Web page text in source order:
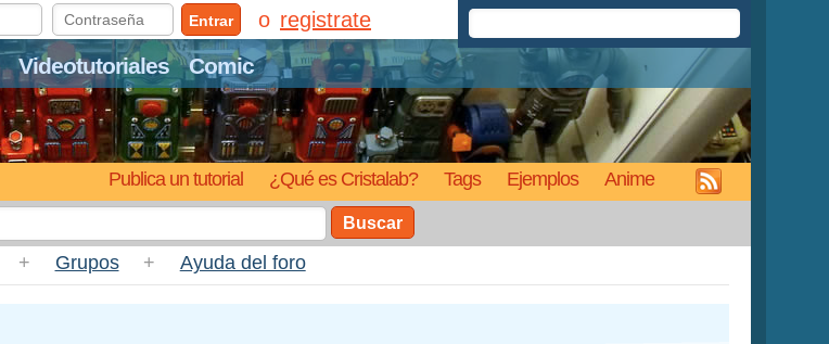
Videotutoriales Comic
Publica un tutorial ¿Qué es Cristalab? Tags Ejemplos Anime
Entrar registrate
Buscar
+ Grupos + Ayuda del foro